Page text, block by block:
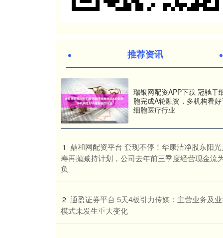
推荐资讯
瑞银网配资APP下载 冠驰干
胞完成A轮融资，多机构看
细胞医疗行业
1 鼎和网配资平台 套现不停！华康洁净股东阳光
寿再抛减持计划，公司去年前三季度经营现金流
负
2 通盈证券平台 5天4板引力传媒：主营业务及
模式未发生重大变化